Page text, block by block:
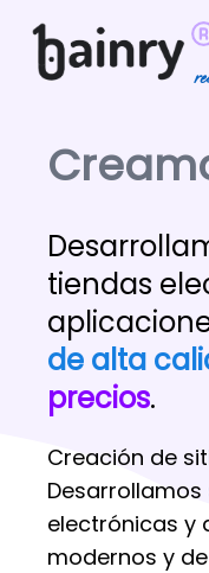
tiendas
de alta
precios.
Creación de
Desarrollamos
electrónicas y
modernos y